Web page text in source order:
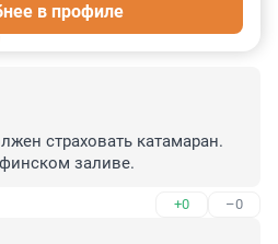
в профиле
страховать катамаран.
заливе.
+0 –0